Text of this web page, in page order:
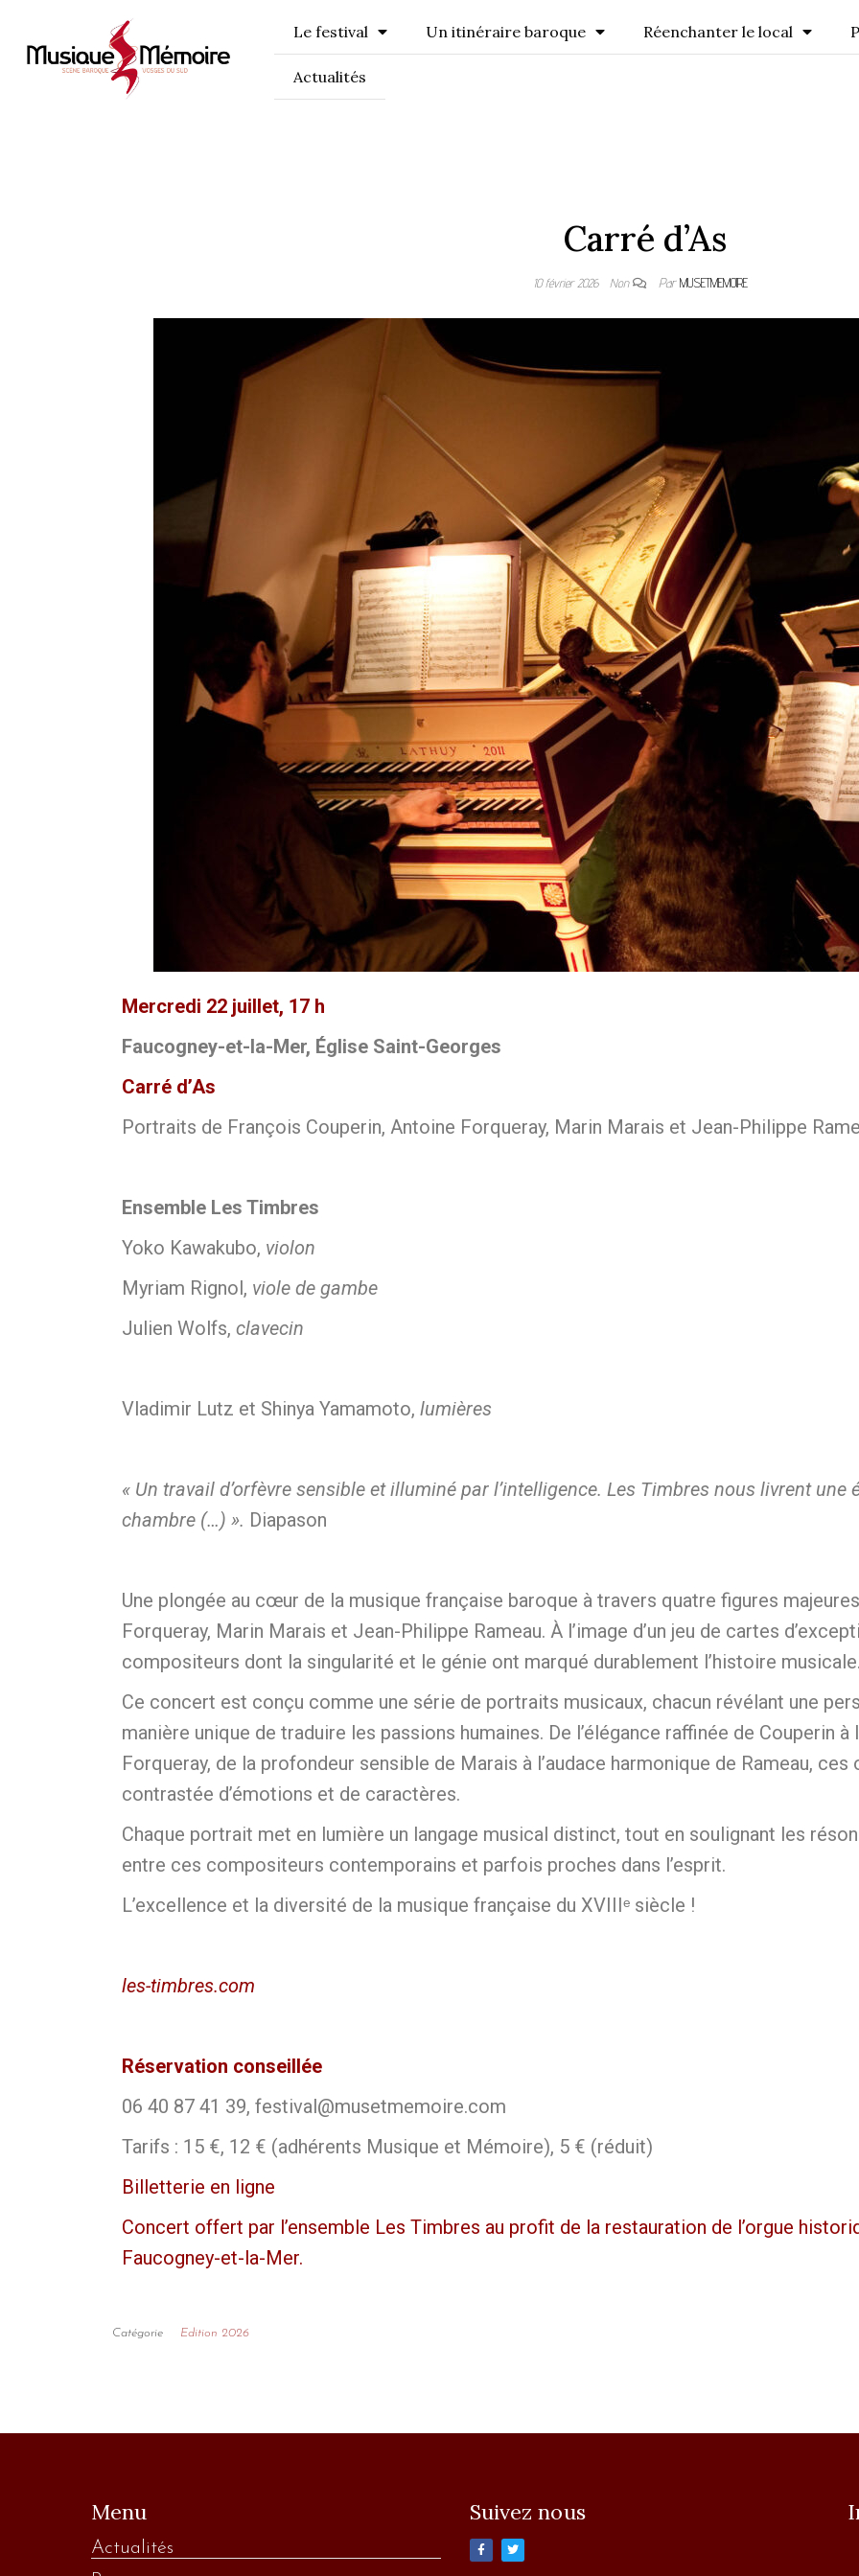
Le festival Un itinéraire baroque Réenchanter le local
Actualités
Carré d’As
10 février 2026 Non ParMUSETMEMOIRE
Mercredi 22 juillet, 17 h
Faucogney-et-la-Mer, Église Saint-Georges
Carré d’As
Portraits de François Couperin, Antoine Forqueray, Marin Marais et Jean-Philippe
Ensemble Les Timbres
Yoko Kawakubo, violon
Myriam Rignol, viole de gambe
Julien Wolfs, clavecin
Vladimir Lutz et Shinya Yamamoto, lumières
« Un travail d’orfèvre sensible et illuminé par l’intelligence. Les Timbres nous livrent
chambre (…) ». Diapason
Une plongée au cœur de la musique française baroque à travers quatre figures
Forqueray, Marin Marais et Jean-Philippe Rameau. À l’image d’un jeu de cartes
compositeurs dont la singularité et le génie ont marqué durablement l’histoire
Ce concert est conçu comme une série de portraits musicaux, chacun révélant une
manière unique de traduire les passions humaines. De l’élégance raffinée de Couperin
Forqueray, de la profondeur sensible de Marais à l’audace harmonique de Rameau,
contrastée d’émotions et de caractères.
Chaque portrait met en lumière un langage musical distinct, tout en soulignant les
entre ces compositeurs contemporains et parfois proches dans l’esprit.
L’excellence et la diversité de la musique française du XVIIIᵉ siècle !
les-timbres.com
Réservation conseillée
06 40 87 41 39, festival@musetmemoire.com
Tarifs : 15 €, 12 € (adhérents Musique et Mémoire), 5 € (réduit)
Billetterie en ligne
Concert offert par l’ensemble Les Timbres au profit de la restauration de l’orgue
Faucogney-et-la-Mer.
Catégorie Edition 2026
Menu
Actualités
Suivez nous